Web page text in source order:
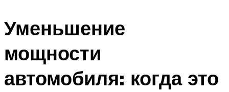
Уменьшение
мощности
автомобиля: когда это